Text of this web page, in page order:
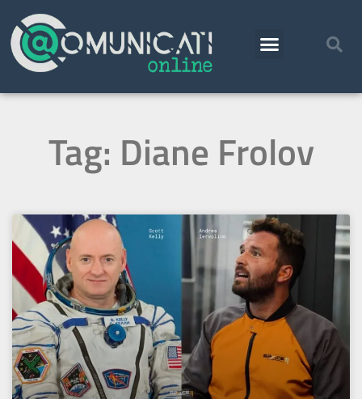
Tag: Diane Frolov